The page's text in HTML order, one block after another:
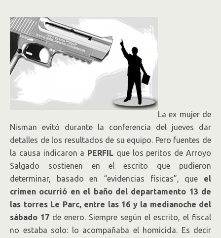
La ex mujer de
Nisman evitó durante la conferencia del jueves dar
detalles de los resultados de su equipo. Pero fuentes de
la causa indicaron a PERFIL que los peritos de Arroyo
Salgado sostienen en el escrito que pudieron
determinar, basado en “evidencias físicas”, que el
crimen ocurrió en el baño del departamento 13 de
las torres Le Parc, entre las 16 y la medianoche del
sábado 17 de enero. Siempre según el escrito, el fiscal
no estaba solo: lo acompañaba el homicida. Es decir